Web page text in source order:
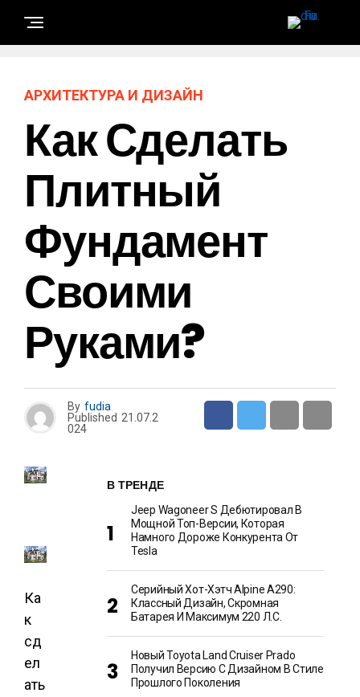
АРХИТЕКТУРА И ДИЗАЙН
Как Сделать
Плитный
Фундамент
Своими
Руками?
By fudia
Published 21.07.2
024
Ка
к
сд
ел
ать
В ТРЕНДЕ
Jeep Wagoneer S Дебютировал В
Мощной Топ-Версии, Которая
Намного Дороже Конкурента От
Tesla
Серийный Хот-Хэтч Alpine A290:
Классный Дизайн, Скромная
Батарея И Максимум 220 Л.с.
Новый Toyota Land Cruiser Prado
Получил Версию С Дизайном В Стиле
Прошлого Поколения